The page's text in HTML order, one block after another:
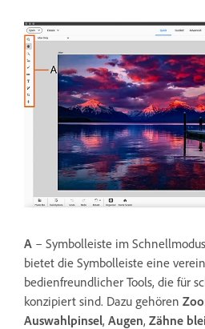
A – Symbolleiste im
bietet die Symbolleiste eine
bedienfreundlicher Tools, die für
konzipiert sind. Dazu gehören
Auswahlpinsel, Augen, Zähne